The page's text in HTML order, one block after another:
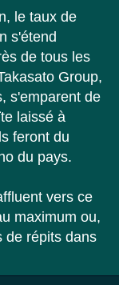
le taux de
s'étend
de tous les
Group,
s'emparent de
laissé à
feront du
du pays.
vers ce
maximum ou,
de répits dans